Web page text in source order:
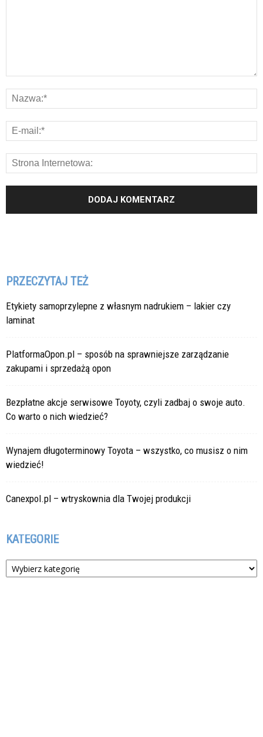
PRZECZYTAJ TEŻ
Etykiety samoprzylepne z własnym nadrukiem – lakier czy
laminat
PlatformaOpon.pl – sposób na sprawniejsze zarządzanie
zakupami i sprzedażą opon
Bezpłatne akcje serwisowe Toyoty, czyli zadbaj o swoje auto.
Co warto o nich wiedzieć?
Wynajem długoterminowy Toyota – wszystko, co musisz o nim
wiedzieć!
Canexpol.pl – wtryskownia dla Twojej produkcji
KATEGORIE
Kategorie